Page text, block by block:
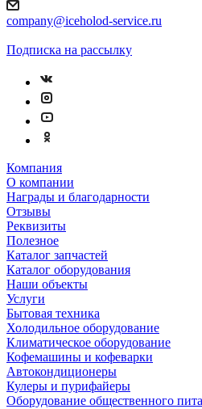
company@iceholod-service.ru
Подписка на рассылку
Компания
О компании
Награды и благодарности
Отзывы
Реквизиты
Полезное
Каталог запчастей
Каталог оборудования
Наши объекты
Услуги
Бытовая техника
Холодильное оборудование
Климатическое оборудование
Кофемашины и кофеварки
Автокондиционеры
Кулеры и пурифайеры
Оборудование общественного